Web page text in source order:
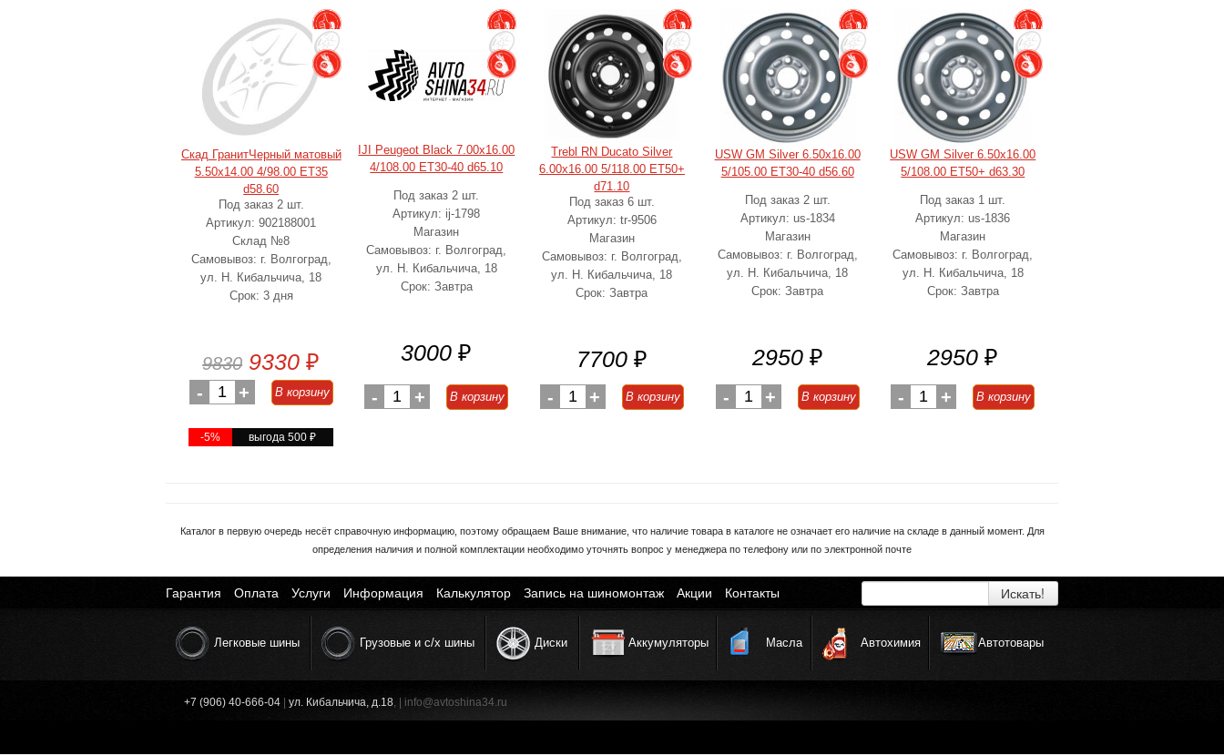
Скад ГранитЧерный матовый
5.50x14.00 4/98.00 ET35
d58.60
Под заказ 2 шт.
Артикул: 902188001
Склад №8
Самовывоз: г. Волгоград,
ул. Н. Кибальчича, 18
Срок: 3 дня
9830 9330 ₽
- 1 + В корзину
-5% выгода 500₽
IJI Peugeot Black 7.00x16.00
4/108.00 ET30-40 d65.10
Под заказ 2 шт.
Артикул: ij-1798
Магазин
Самовывоз: г. Волгоград,
ул. Н. Кибальчича, 18
Срок: Завтра
3000 ₽
- 1 + В корзину
Trebl RN Ducato Silver
6.00x16.00 5/118.00 ET50+
d71.10
Под заказ 6 шт.
Артикул: tr-9506
Магазин
Самовывоз: г. Волгоград,
ул. Н. Кибальчича, 18
Срок: Завтра
7700 ₽
- 1 + В корзину
USW GM Silver 6.50x16.00
5/105.00 ET30-40 d56.60
Под заказ 2 шт.
Артикул: us-1834
Магазин
Самовывоз: г. Волгоград,
ул. Н. Кибальчича, 18
Срок: Завтра
2950 ₽
- 1 + В корзину
USW GM Silver 6.50x16.00
5/108.00 ET50+ d63.30
Под заказ 1 шт.
Артикул: us-1836
Магазин
Самовывоз: г. Волгоград,
ул. Н. Кибальчича, 18
Срок: Завтра
2950 ₽
- 1 + В корзину
Каталог в первую очередь несёт справочную информацию, поэтому обращаем Ваше внимание, что наличие товара в каталоге не означает его наличие на складе в данный момент. Для
определения наличия и полной комплектации необходимо уточнять вопрос у менеджера по телефону или по электронной почте
Гарантия Оплата Услуги Информация Калькулятор Запись на шиномонтаж Акции Контакты Искать!
Легковые шины Грузовые и с/х шины Диски Аккумуляторы Масла Автохимия Автотовары
+7 (906) 40-666-04 | ул. Кибальчича, д.18 , | info@avtoshina34.ru